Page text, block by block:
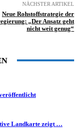
NÄCHSTER ARTIKEL
Neue Rohstoffstrategie der
„Der Ansatz geht
nicht weit genug“
Landkarte zeigt …